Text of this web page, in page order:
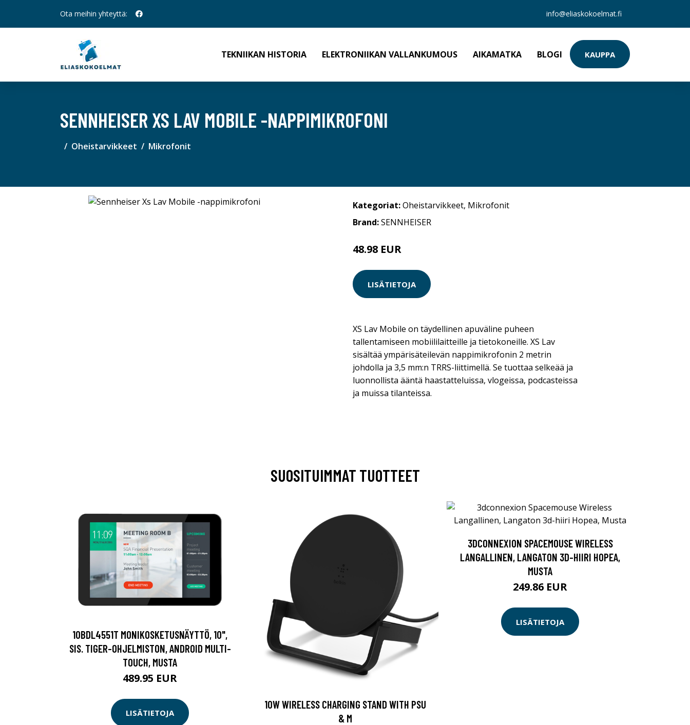
Ota meihin yhteyttä: info@eliaskokoelmat.fi
TEKNIIKAN HISTORIA ELEKTRONIIKAN VALLANKUMOUS AIKAMATKA BLOGI KAUPPA
SENNHEISER XS LAV MOBILE -NAPPIMIKROFONI
Oheistarvikkeet Mikrofonit
Kategoriat:Oheistarvikkeet, Mikrofonit
Brand:SENNHEISER
48.98 EUR
LISÄTIETOJA
XS Lav Mobile on täydellinen apuväline puheen
tallentamiseen mobiililaitteille ja tietokoneille. XS Lav
sisältää ympärisäteilevän nappimikrofonin 2 metrin
johdolla ja 3,5 mm:n TRRS-liittimellä. Se tuottaa selkeää ja
luonnollista ääntä haastatteluissa, vlogeissa, podcasteissa
ja muissa tilanteissa.
SUOSITUIMMAT TUOTTEET
10BDL4551T MONIKOSKETUSNÄYTTÖ, 10",
SIS. TIGER-OHJELMISTON, ANDROID MULTI-
TOUCH, MUSTA
489.95 EUR
LISÄTIETOJA
10W WIRELESS CHARGING STAND WITH PSU
& M
3DCONNEXION SPACEMOUSE WIRELESS
LANGALLINEN, LANGATON 3D-HIIRI HOPEA,
MUSTA
249.86 EUR
LISÄTIETOJA